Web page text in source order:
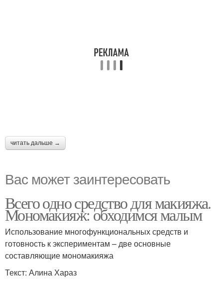
читать дальше →
Вас может заинтересовать
Всего одно средство для макияжа.
Мономакияж: обходимся малым
Использование многофункциональных средств и
готовность к экспериментам – две основные
составляющие мономакияжа
Текст: Алина Хараз